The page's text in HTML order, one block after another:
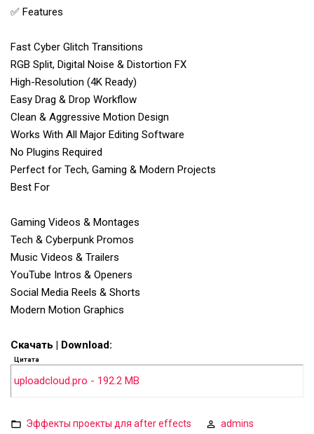
✅ Features
Fast Cyber Glitch Transitions
RGB Split, Digital Noise & Distortion FX
High-Resolution (4K Ready)
Easy Drag & Drop Workflow
Clean & Aggressive Motion Design
Works With All Major Editing Software
No Plugins Required
Perfect for Tech, Gaming & Modern Projects
Best For
Gaming Videos & Montages
Tech & Cyberpunk Promos
Music Videos & Trailers
YouTube Intros & Openers
Social Media Reels & Shorts
Modern Motion Graphics
Скачать | Download:
Цитата
uploadcloud.pro - 192.2 MB
Эффекты проекты для after effects admins